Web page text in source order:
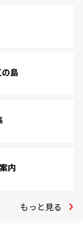
島
内
もっと見る